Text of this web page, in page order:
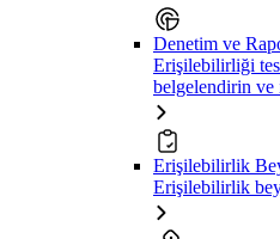
Denetim ve
Erişilebilirliği
belgelendirin ve
Erişilebilirlik
Erişilebilirlik